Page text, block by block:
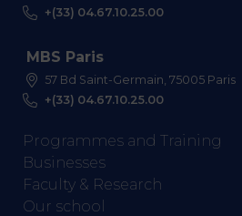
+(33) 04.67.10.25.00
MBS Paris
57 Bd Saint-Germain, 75005 Paris
+(33) 04.67.10.25.00
Programmes and Training
Businesses
Faculty & Research
Our school